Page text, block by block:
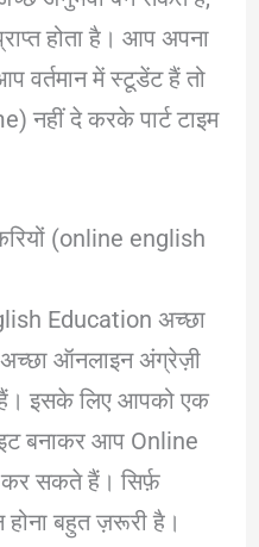
होता है। आप अपना
वर्तमान में स्टूडेंट हैं तो
नहीं दे करके पार्ट टाइम
(online english
Education अच्छा
ऑनलाइन अंग्रेज़ी
हैं। इसके लिए आपको एक
बनाकर आप Online
सकते हैं। सिर्फ़
होना बहुत ज़रूरी है।